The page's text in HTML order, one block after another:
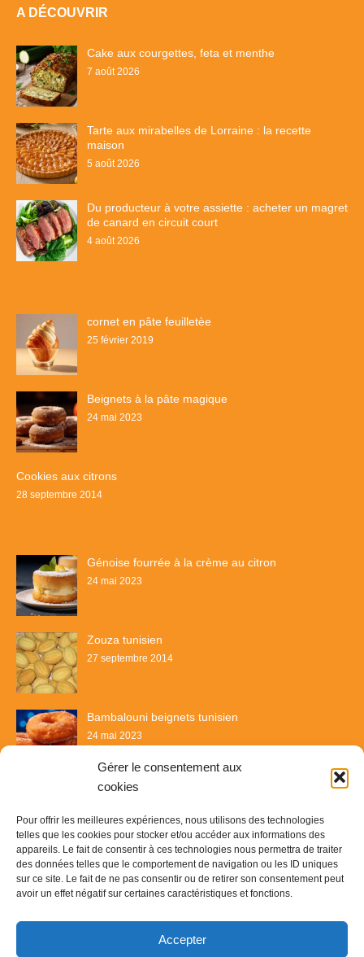
Gérer le consentement aux
cookies
Pour offrir les meilleures expériences, nous utilisons des technologies
telles que les cookies pour stocker et/ou accéder aux informations des
appareils. Le fait de consentir à ces technologies nous permettra de traiter
des données telles que le comportement de navigation ou les ID uniques
sur ce site. Le fait de ne pas consentir ou de retirer son consentement peut
avoir un effet négatif sur certaines caractéristiques et fonctions.
Accepter
A DÉCOUVRIR
Cake aux courgettes, feta et menthe
7 août 2026
Tarte aux mirabelles de Lorraine : la recette
maison
5 août 2026
Du producteur à votre assiette : acheter un magret
de canard en circuit court
4 août 2026
cornet en pâte feuilletèe
25 février 2019
Beignets à la pâte magique
24 mai 2023
Cookies aux citrons
28 septembre 2014
Génoise fourrée à la crème au citron
24 mai 2023
Zouza tunisien
27 septembre 2014
Bambalouni beignets tunisien
24 mai 2023
Recette & Délices